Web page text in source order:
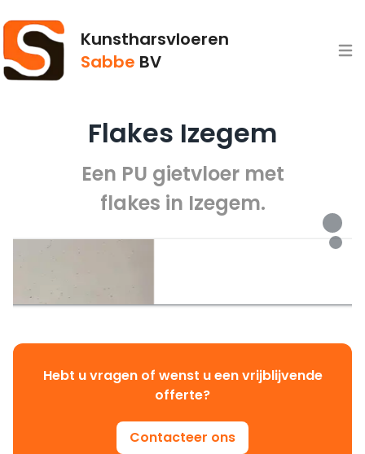
Kunstharsvloeren
Sabbe BV
Flakes Izegem
Een PU gietvloer met
flakes in Izegem.
Hebt u vragen of wenst u een vrijblijvende
offerte?
Contacteer ons